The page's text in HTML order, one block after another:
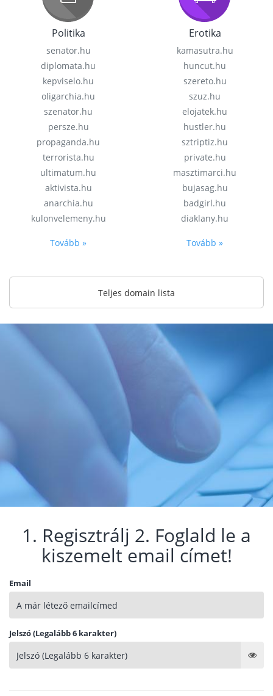
Politika
senator.hu
diplomata.hu
kepviselo.hu
oligarchia.hu
szenator.hu
persze.hu
propaganda.hu
terrorista.hu
ultimatum.hu
aktivista.hu
anarchia.hu
kulonvelemeny.hu
Tovább »
Erotika
kamasutra.hu
huncut.hu
szereto.hu
szuz.hu
elojatek.hu
hustler.hu
sztriptiz.hu
private.hu
masztimarci.hu
bujasag.hu
badgirl.hu
diaklany.hu
Tovább »
Teljes domain lista
1. Regisztrálj 2. Foglald le a
kiszemelt email címet!
Email
Jelszó (Legalább 6 karakter)